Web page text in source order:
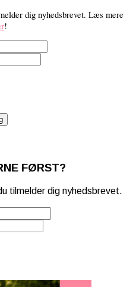
dig nyhedsbrevet. Læs mere
!
FØRST?
tilmelder dig nyhedsbrevet.